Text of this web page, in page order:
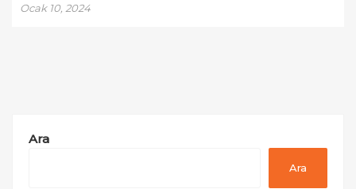
Ocak 10, 2024
Ara
Ara